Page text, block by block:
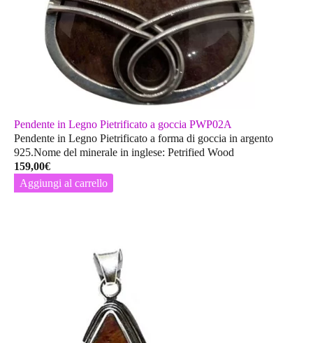
Pendente in Legno Pietrificato a goccia PWP02A
Pendente in Legno Pietrificato a forma di goccia in argento
925.Nome del minerale in inglese: Petrified Wood
159,00€
Aggiungi al carrello